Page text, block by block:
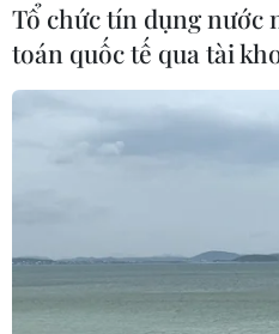
Tổ chức tín dụng nước
toán quốc tế qua tài